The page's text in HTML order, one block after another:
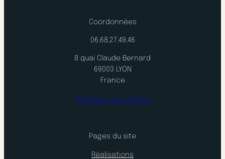
Coordonnées
06.68.27.49.46
8 quai Claude Bernard
69003 LYON
France
Formulaire de contact
Pages du site
Réalisations